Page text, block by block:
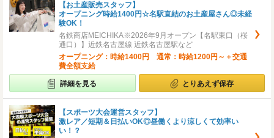
【お土産販売スタッフ】
オープニング時給1400円☆名駅直結のお土産屋さん◎未経
験OK！
名鉄商店MEICHIKA※2026年9月オープン【名駅東口（桜
通口）】近鉄名古屋線 近鉄名古屋駅など
オープニング：時給1400円 通常：時給1200円～＋交通
費全額支給
詳細を見る とりあえず保存
【スポーツ大会運営スタッフ】
激レア／短期＆日払いOK◎昼働くより涼しくて効率い
い！？